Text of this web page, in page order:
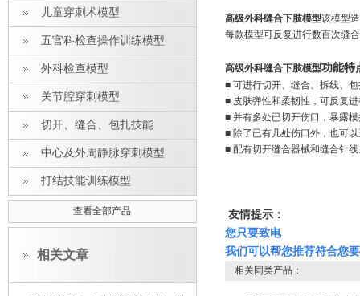
高级外科缝合下肢模型该模型
每款模型可反复进行数百次缝
高级外科缝合下肢模型功能特
■ 可进行切开、缝合、拆线、
■ 皮肤弹性和柔韧性，可反复
■ 并有多处已切开伤口，暴露
■ 除了已有几处伤口外，也可
■ 配有切开缝合器械和缝合针
友情提示：
您只要致电
我们可以帮您推荐符合您
相关同类产品：
儿童穿刺术模型
五官科检查操作训练模型
外科检查模型
关节腔穿刺模型
切开、缝合、包扎技能
中心及外周静脉穿刺模型
打结技能训练模型
查看全部产品
相关文章